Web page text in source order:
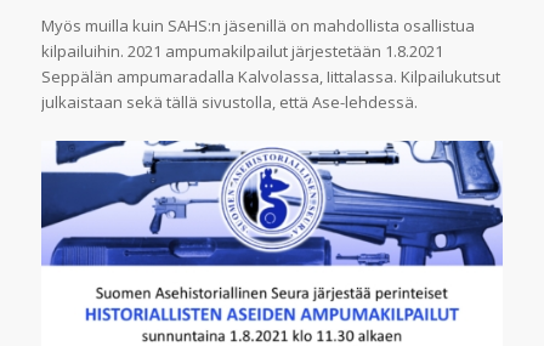
Myös muilla kuin SAHS:n jäsenillä on mahdollista osallistua
kilpailuihin. 2021 ampumakilpailut järjestetään 1.8.2021
Seppälän ampumaradalla Kalvolassa, Iittalassa. Kilpailukutsut
julkaistaan sekä tällä sivustolla, että Ase-lehdessä.